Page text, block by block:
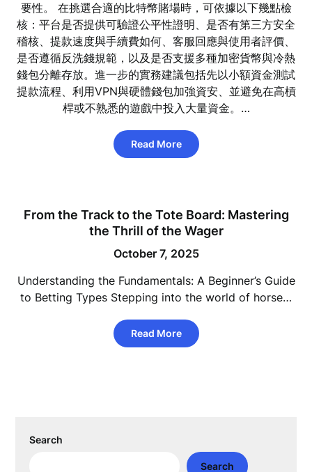
要性。 在挑選合適的比特幣賭場時，可依據以下幾點檢
核：平台是否提供可驗證公平性證明、是否有第三方安全
稽核、提款速度與手續費如何、客服回應與使用者評價、
是否遵循反洗錢規範，以及是否支援多種加密貨幣與冷熱
錢包分離存放。進一步的實務建議包括先以小額資金測試
提款流程、利用VPN與硬體錢包加強資安、並避免在高槓
桿或不熟悉的遊戲中投入大量資金。…
Read More
From the Track to the Tote Board: Mastering
the Thrill of the Wager
October 7, 2025
Understanding the Fundamentals: A Beginner’s Guide
to Betting Types Stepping into the world of horse…
Read More
Search
Search